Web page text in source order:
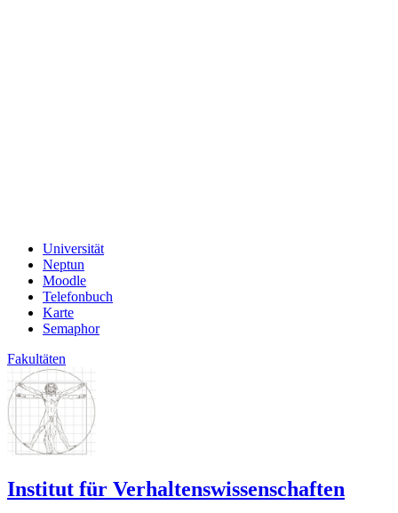
Universität
Neptun
Moodle
Telefonbuch
Karte
Semaphor
Fakultäten
Institut für Verhaltenswissenschaften